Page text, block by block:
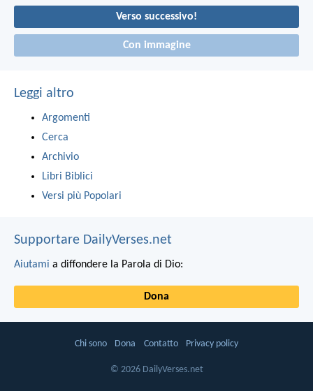
Verso successivo!
Con immagine
Leggi altro
Argomenti
Cerca
Archivio
Libri Biblici
Versi più Popolari
Supportare DailyVerses.net
Aiutami a diffondere la Parola di Dio:
Dona
Chi sono Dona Contatto Privacy policy
© 2026 DailyVerses.net